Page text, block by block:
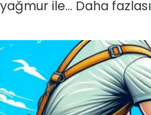
yağmur ile… Daha